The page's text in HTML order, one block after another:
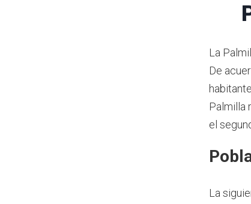
La
De
Palmilla
el
La